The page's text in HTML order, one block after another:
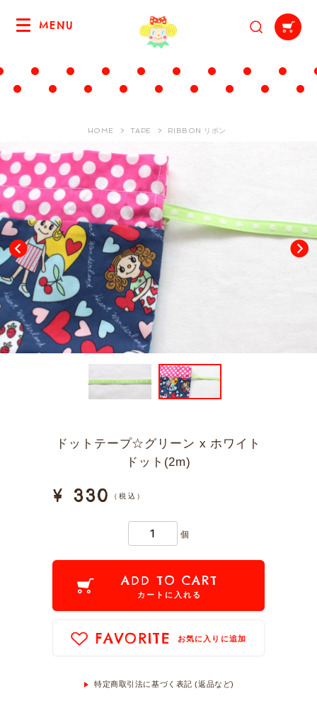
MENU
HOME TAPE RIBBON リボン
ドットテープ☆グリーン x ホワイト
ドット(2m)
¥ 330 （税込）
個
ADD TO CART
カートに入れる
FAVORITE お気に入りに追加
特定商取引法に基づく表記 (返品など)